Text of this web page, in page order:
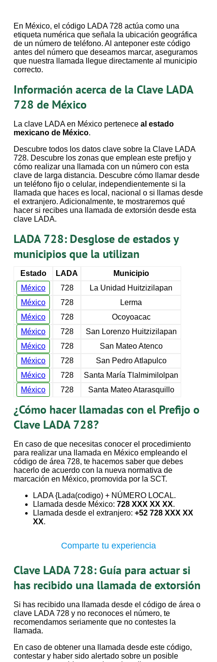
En México, el código LADA 728 actúa como una
etiqueta numérica que señala la ubicación geográfica
de un número de teléfono. Al anteponer este código
antes del número que deseamos marcar, aseguramos
que nuestra llamada llegue directamente al municipio
correcto.
Información acerca de la Clave LADA
728 de México
La clave LADA en México pertenece al estado
mexicano de México.
Descubre todos los datos clave sobre la Clave LADA
728. Descubre los zonas que emplean este prefijo y
cómo realizar una llamada con un número con esta
clave de larga distancia. Descubre cómo llamar desde
un teléfono fijo o celular, independientemente si la
llamada que haces es local, nacional o si llamas desde
el extranjero. Adicionalmente, te mostraremos qué
hacer si recibes una llamada de extorsión desde esta
clave LADA.
LADA 728: Desglose de estados y
municipios que la utilizan
Estado LADA
Municipio
México
728
La Unidad Huitzizilapan
México
728
Lerma
México
728
Ocoyoacac
México
728
San Lorenzo Huitzizilapan
México
728
San Mateo Atenco
México
728
San Pedro Atlapulco
México
728
Santa María Tlalmimilolpan
México
728 Santa Mateo Atarasquillo
¿Cómo hacer llamadas con el Prefijo o
Clave LADA 728?
En caso de que necesitas conocer el procedimiento
para realizar una llamada en México empleando el
código de área 728, te hacemos saber que debes
hacerlo de acuerdo con la nueva normativa de
marcación en México, promovida por la SCT.
LADA {Lada(codigo) + NÚMERO LOCAL.
Llamada desde México: 728 XXX XX XX.
Llamada desde el extranjero: +52 728 XXX XX
XX.
Comparte tu experiencia
Clave LADA 728: Guía para actuar si
has recibido una llamada de extorsión
Si has recibido una llamada desde el código de área o
clave LADA 728 y no reconoces el número, te
recomendamos seriamente que no contestes la
llamada.
En caso de obtener una llamada desde este código,
contestar y haber sido alertado sobre un posible